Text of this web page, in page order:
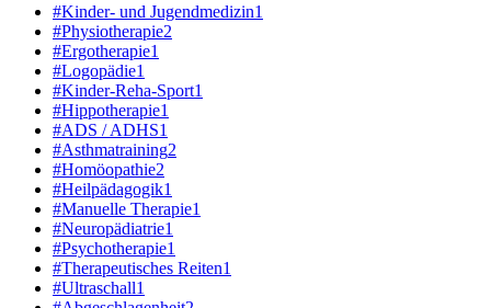
#Kinder- und Jugendmedizin1
#Physiotherapie2
#Ergotherapie1
#Logopädie1
#Kinder-Reha-Sport1
#Hippotherapie1
#ADS / ADHS1
#Asthmatraining2
#Homöopathie2
#Heilpädagogik1
#Manuelle Therapie1
#Neuropädiatrie1
#Psychotherapie1
#Therapeutisches Reiten1
#Ultraschall1